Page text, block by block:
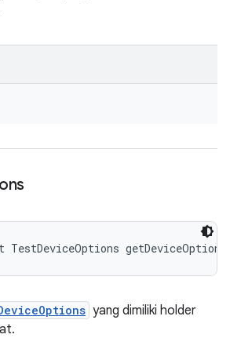
yang dimiliki holder